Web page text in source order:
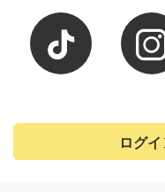
ログ